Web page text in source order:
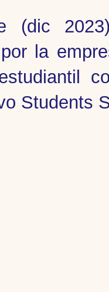
(dic
la
Students